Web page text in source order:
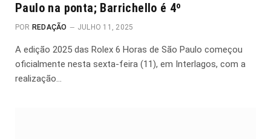
Paulo na ponta; Barrichello é 4º
POR REDAÇÃO JULHO 11, 2025
A edição 2025 das Rolex 6 Horas de São Paulo começou
oficialmente nesta sexta-feira (11), em Interlagos, com a
realização…